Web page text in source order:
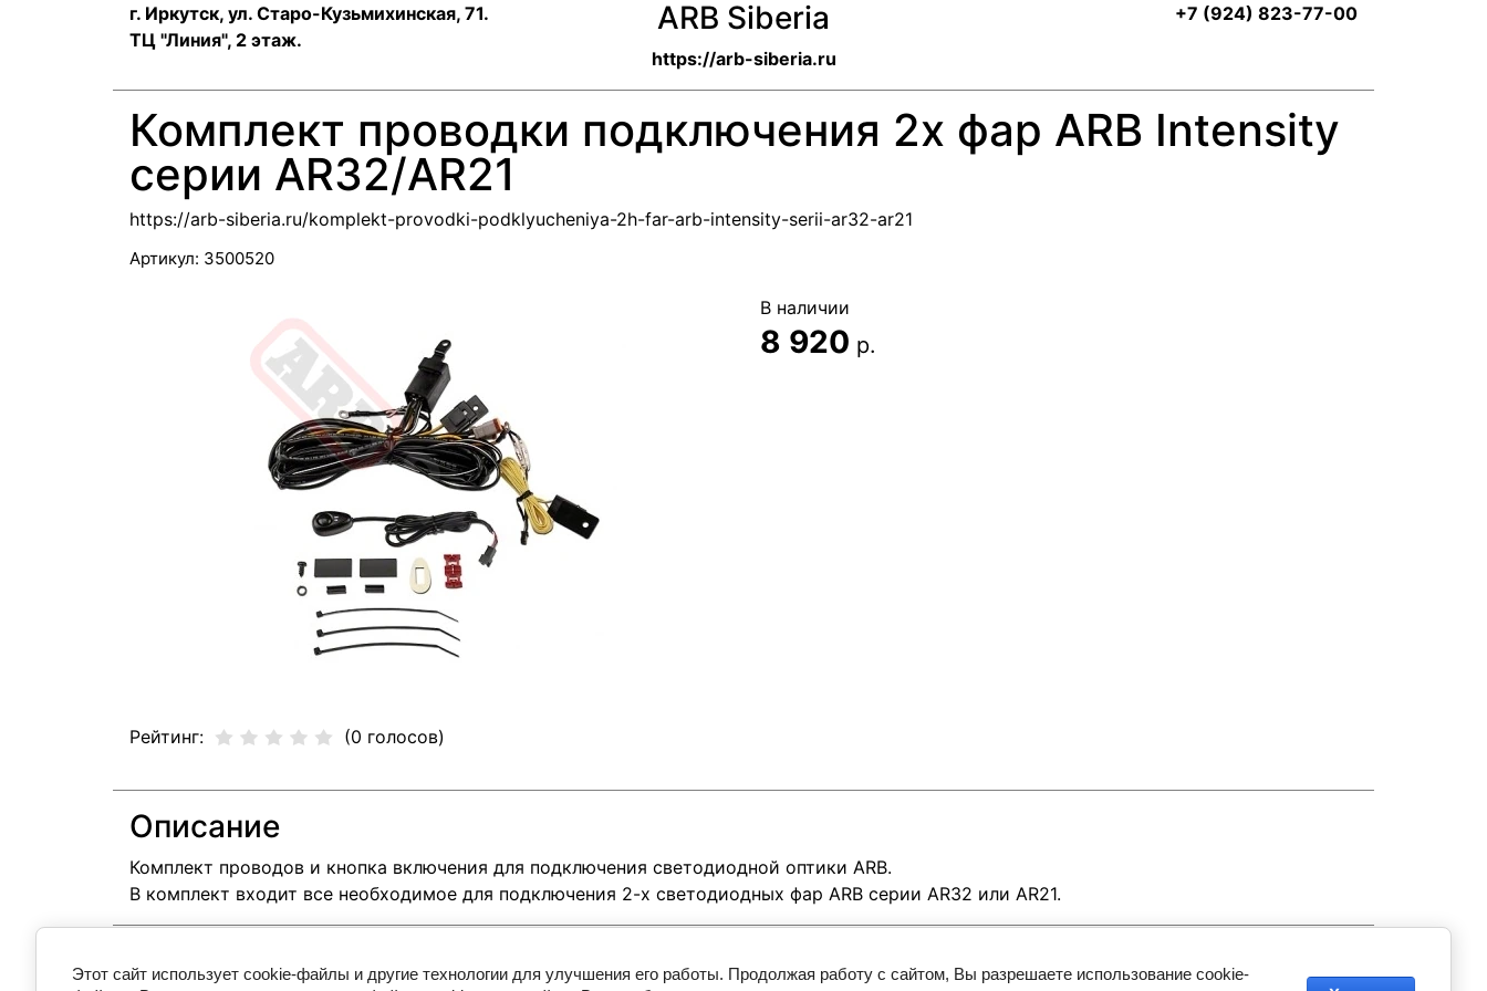
г. Иркутск, ул. ​Старо-Кузьмихинская, 71.
ТЦ "Линия", 2 этаж.
ARB Siberia
https://arb-siberia.ru
+7 (924) 823-77-00
Комплект проводки подключения 2х фар ARB Intensity
серии AR32/AR21
https://arb-siberia.ru/komplekt-provodki-podklyucheniya-2h-far-arb-intensity-serii-ar32-ar21
Артикул: 3500520
Рейтинг: (0 голосов)
В наличии
8 920 р.
Описание
Комплект проводов и кнопка включения для подключения светодиодной оптики ARB.
В комплект входит все необходимое для подключения 2-х светодиодных фар ARB серии AR32 или AR21.
Находится в разделах
Этот сайт использует cookie-файлы и другие технологии для улучшения его работы. Продолжая работу с сайтом, Вы разрешаете использование cookie-